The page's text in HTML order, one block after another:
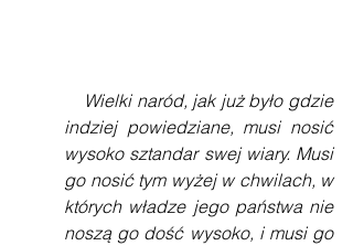
Wielki naród, jak już było gdzie
indziej powiedziane, musi nosić
wysoko sztandar swej wiary. Musi
go nosić tym wyżej w chwilach, w
których władze jego państwa nie
noszą go dość wysoko, i musi go